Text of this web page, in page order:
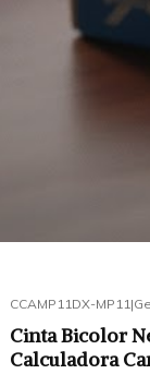
CCAMP11DX-MP11|
Cinta Bicolor
Calculadora